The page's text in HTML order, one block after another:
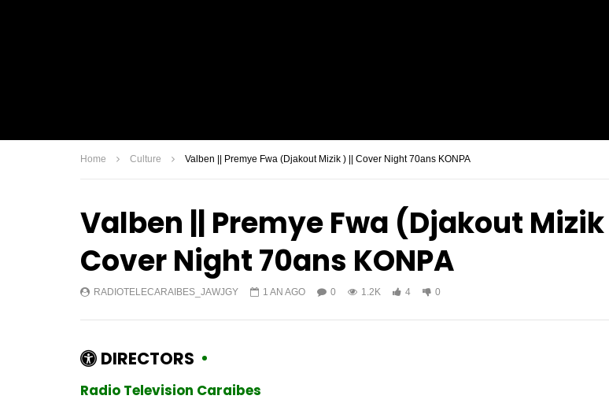
Home Culture Valben || Premye Fwa (Djakout Mizik ) || Cover Night 70ans KONPA
Valben || Premye Fwa (Djakout
Cover Night 70ans KONPA
RADIOTELECARAIBES_JAWJGY 1 AN AGO 0 1.2K 4 0
DIRECTORS
Radio Television Caraibes